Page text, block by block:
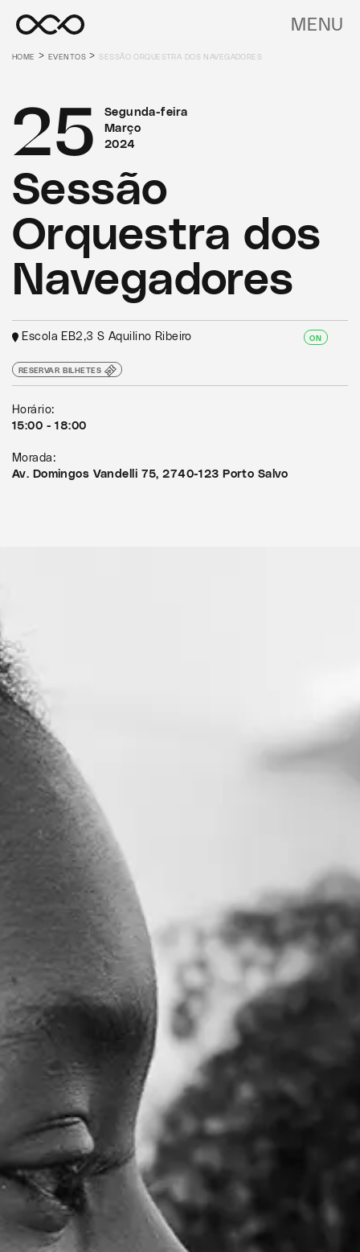
MENU
HOME >EVENTOS > SESSÃO ORQUESTRA DOS NAVEGADORES
Segunda-feira
Março
2024
25
Sessão
Orquestra dos
Navegadores
Escola EB2,3 S Aquilino Ribeiro ON
RESERVAR BILHETES
Horário:
15:00 - 18:00
Morada:
Av. Domingos Vandelli 75, 2740-123 Porto Salvo